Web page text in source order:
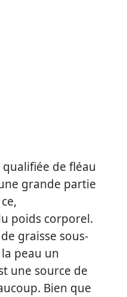
de fléau
grande partie
poids corporel.
graisse sous-
peau un
une source de
Bien que